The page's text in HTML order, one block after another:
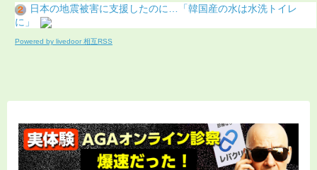
日本の地震被害に支援したのに…「韓国産の水は水洗トイレ
に」
Powered by livedoor 相互RSS